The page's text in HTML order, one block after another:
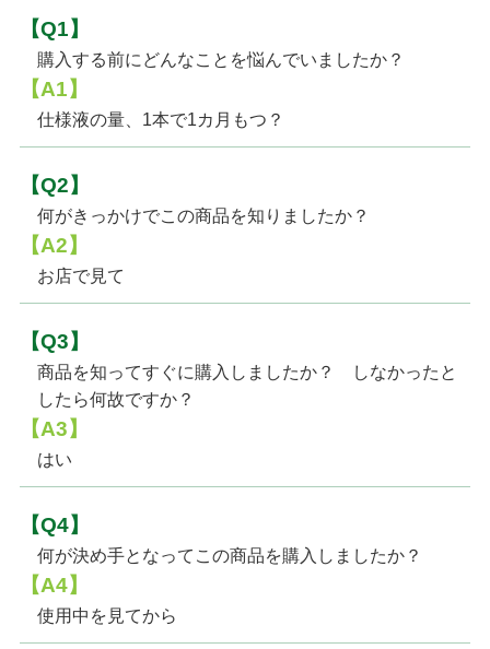
【Q1】
購入する前にどんなことを悩んでいましたか？
【A1】
仕様液の量、1本で1カ月もつ？
【Q2】
何がきっかけでこの商品を知りましたか？
【A2】
お店で見て
【Q3】
商品を知ってすぐに購入しましたか？ しなかったと
したら何故ですか？
【A3】
はい
【Q4】
何が決め手となってこの商品を購入しましたか？
【A4】
使用中を見てから